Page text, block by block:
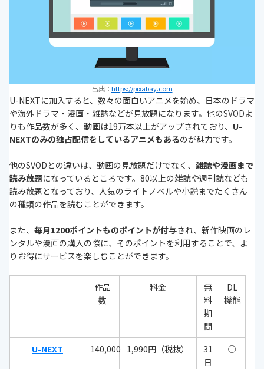
出典： https://pixabay.com
U-NEXTに加入すると、数々の面白いアニメを始め、日本のドラマ
や海外ドラマ・漫画・雑誌などが見放題になります。他のSVODよ
りも作品数が多く、動画は19万本以上がアップされており、 U-
NEXTのみの独占配信をしているアニメもあるのが魅力です。
他のSVODとの違いは、動画の見放題だけでなく、 雑誌や漫画まで
読み放題になっているところです。80以上の雑誌や週刊誌なども
読み放題となっており、人気のライトノベルや小説までたくさん
の種類の作品を読むことができます。
また、 毎月1200ポイントものポイントが付与され、新作映画のレ
ンタルや漫画の購入の際に、そのポイントを利用することで、よ
りお得にサービスを楽しむことができます。
作品
数
料金
無
料
期
間
DL
機能
U-NEXT 140,000 1,990円（税抜）
31
日
○